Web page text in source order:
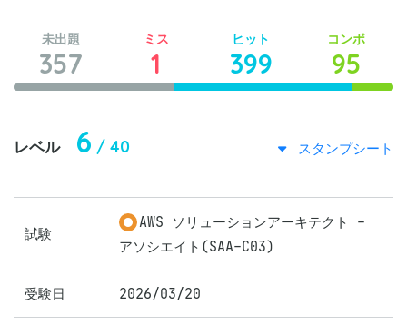
未出題
357
ミス
1
ヒット
399
コンボ
95
レベル 6 / 40 スタンプシート
試験
AWS ソリューションアーキテクト -
アソシエイト(SAA-C03)
受験日 2026/03/20